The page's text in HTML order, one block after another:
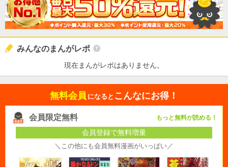
みんなのまんがレポ
現在まんがレポはありません。
無料会員 になると こんなにお得！
会員限定無料 もっと無料が読める！
会員登録で無料増量
＼この他にも会員無料漫画がいっぱい／